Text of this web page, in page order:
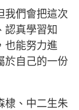
我們會把這次
認真學習知
也能努力進
於自己的一份
棣、中二生朱